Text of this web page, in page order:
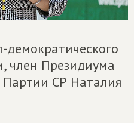
демократического
член Президиума
Партии СР Наталия